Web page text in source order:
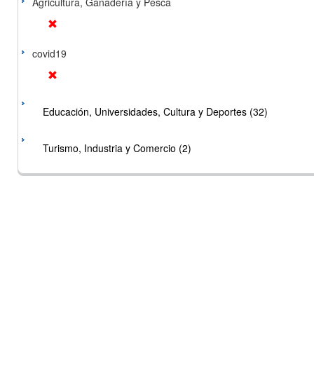
covid19
Educación, Universidades, Cultura y Deportes (32)
Turismo, Industria y Comercio (2)